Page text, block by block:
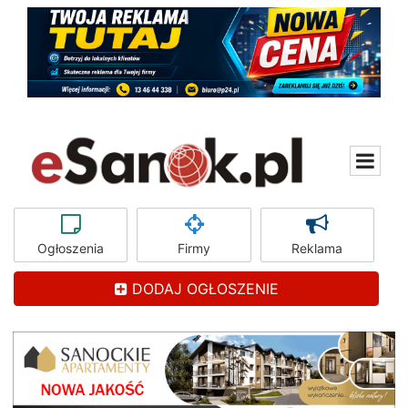
Ogłoszenia Firmy Reklama
DODAJ OGŁOSZENIE